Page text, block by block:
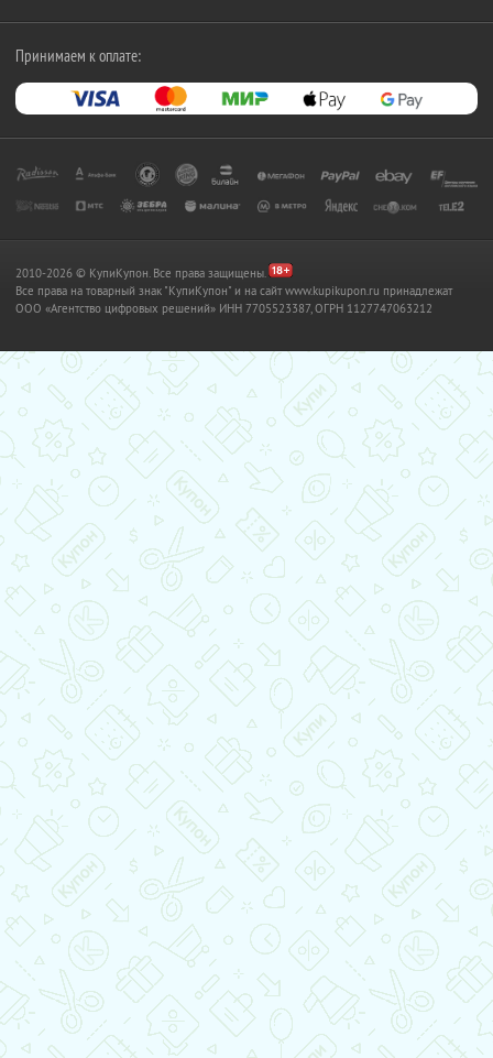
Принимаем к оплате:
2010-2026 © КупиКупон. Все права защищены.
Все права на товарный знак "КупиКупон" и на сайт www.kupikupon.ru принадлежат
OOO «Агентство цифровых решений» ИНН 7705523387, ОГРН 1127747063212